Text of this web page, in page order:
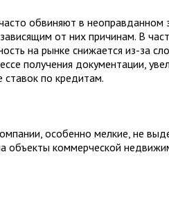
обвиняют в
от них причинам. В
на рынке снижается из-за
получения документации,
ставок по кредитам.
особенно мелкие, не
коммерческой